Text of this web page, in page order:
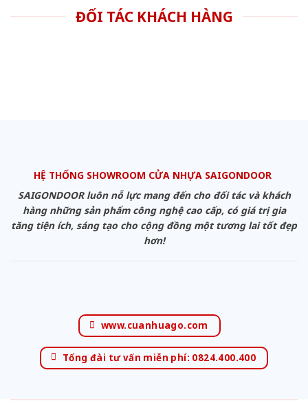
ĐỐI TÁC KHÁCH HÀNG
HỆ THỐNG SHOWROOM CỬA NHỰA SAIGONDOOR
SAIGONDOOR luôn nỗ lực mang đến cho đối tác và khách
hàng những sản phẩm công nghệ cao cấp, có giá trị gia
tăng tiện ích, sáng tạo cho cộng đồng một tương lai tốt đẹp
hơn!
www.cuanhuago.com
Tổng đài tư vấn miễn phí: 0824.400.400